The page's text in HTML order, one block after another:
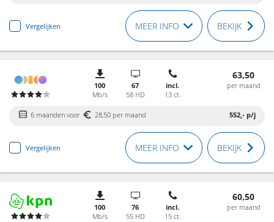
Vergelijken MEER INFO BEKIJK
100
Mb/s
67
58 HD
incl.
13 ct.
63,50
per maand
6 maanden voor 28,50 per maand 552,- p/j
Vergelijken MEER INFO BEKIJK
100
Mb/s
76
55 HD
incl.
15 ct.
60,50
per maand